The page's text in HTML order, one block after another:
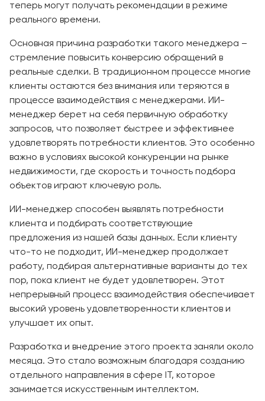
теперь могут получать рекомендации в режиме
реального времени.
Основная причина разработки такого менеджера –
стремление повысить конверсию обращений в
реальные сделки. В традиционном процессе многие
клиенты остаются без внимания или теряются в
процессе взаимодействия с менеджерами. ИИ-
менеджер берет на себя первичную обработку
запросов, что позволяет быстрее и эффективнее
удовлетворять потребности клиентов. Это особенно
важно в условиях высокой конкуренции на рынке
недвижимости, где скорость и точность подбора
объектов играют ключевую роль.
ИИ-менеджер способен выявлять потребности
клиента и подбирать соответствующие
предложения из нашей базы данных. Если клиенту
что-то не подходит, ИИ-менеджер продолжает
работу, подбирая альтернативные варианты до тех
пор, пока клиент не будет удовлетворен. Этот
непрерывный процесс взаимодействия обеспечивает
высокий уровень удовлетворенности клиентов и
улучшает их опыт.
Разработка и внедрение этого проекта заняли около
месяца. Это стало возможным благодаря созданию
отдельного направления в сфере IT, которое
занимается искусственным интеллектом.